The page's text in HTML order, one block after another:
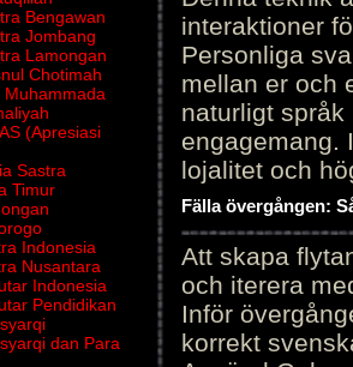
Bengawan
Jombang
Lamongan
Chotimah
Muhammada
(Apresiasi
Sastra
Timur
Indonesia
Nusantara
Indonesia
Pendidikan
dan Para
interaktioner
Personliga
mellan er och
naturligt
engagemang.
lojalitet och
Fälla övergången:
Att skapa
och iterera
Inför
korrekt